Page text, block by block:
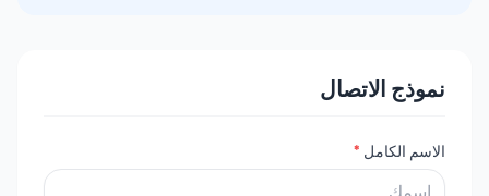
نموذج الاتصال
الاسم الكامل *